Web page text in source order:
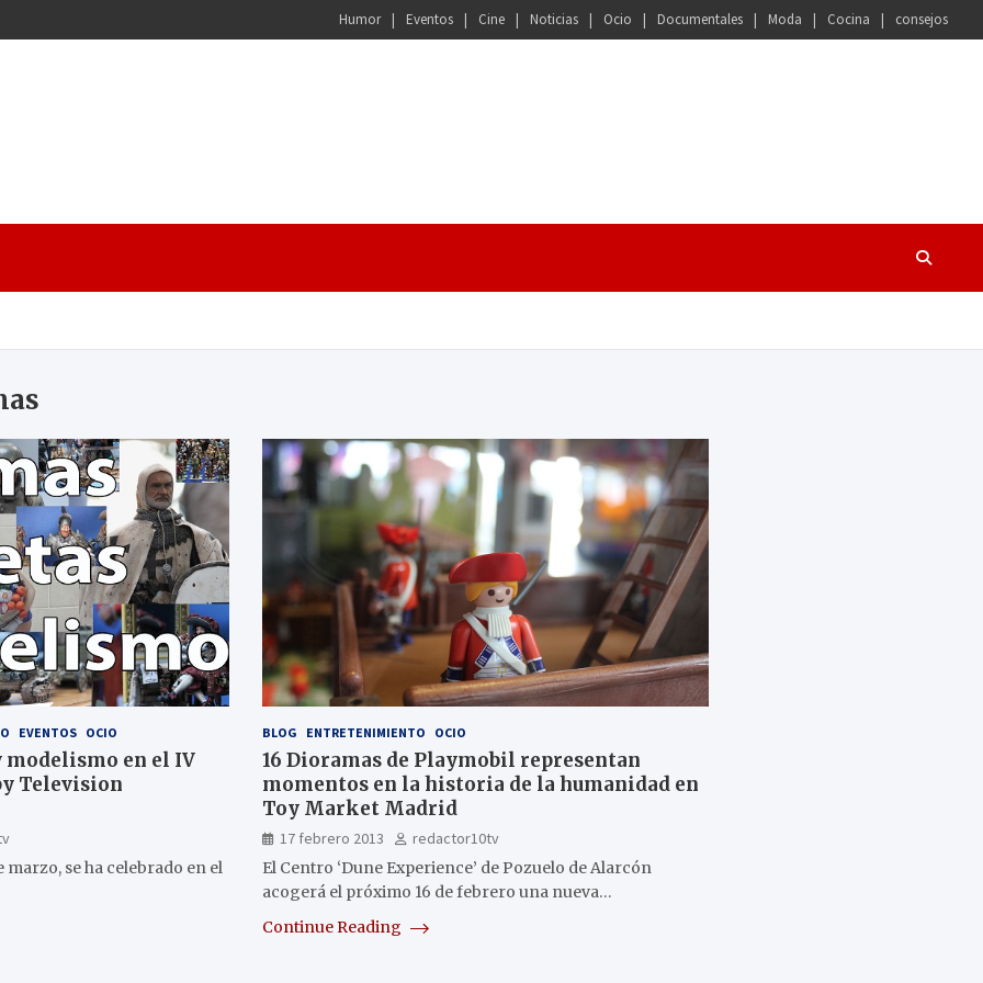
Humor Eventos Cine Noticias Ocio Documentales Moda Cocina consejos
EVENTOS OCIO
modelismo en el IV
Television
marzo, se ha celebrado en el
BLOG ENTRETENIMIENTO OCIO
16 Dioramas de Playmobil representan
momentos en la historia de la humanidad en
Toy Market Madrid
17 febrero 2013
redactor10tv
El Centro ‘Dune Experience’ de Pozuelo de Alarcón
acogerá el próximo 16 de febrero una nueva…
Continue Reading